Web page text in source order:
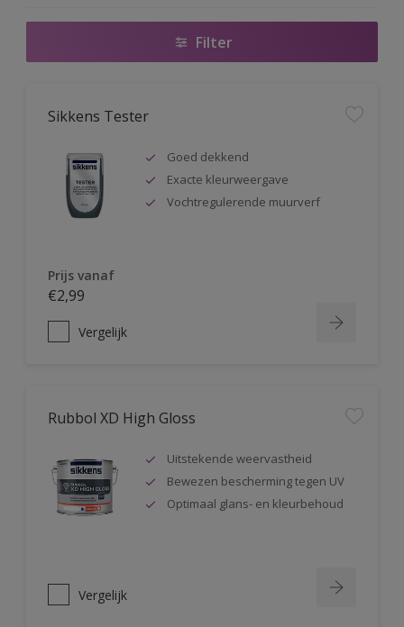
Filter
Sikkens Tester
Goed dekkend
Exacte kleurweergave
Vochtregulerende muurverf
Prijs vanaf
€2,99
Vergelijk
Rubbol XD High Gloss
Uitstekende weervastheid
Bewezen bescherming tegen UV
Optimaal glans- en kleurbehoud
Vergelijk